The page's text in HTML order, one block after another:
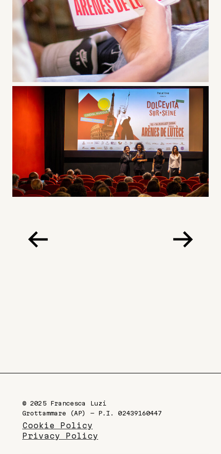
© 2025 Francesca Luzi
Grottammare (AP) — P.I. 02439160447
Cookie Policy
Privacy Policy